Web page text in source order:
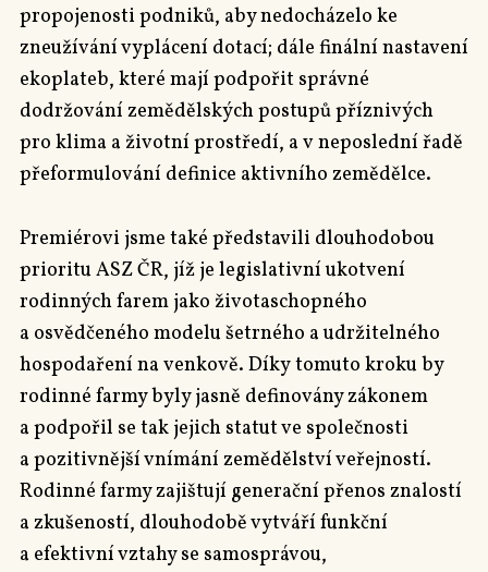
propojenosti podniků, aby nedocházelo ke
zneužívání vyplácení dotací; dále finální nastavení
ekoplateb, které mají podpořit správné
dodržování zemědělských postupů příznivých
pro klima a životní prostředí, a v neposlední řadě
přeformulování definice aktivního zemědělce.
Premiérovi jsme také představili dlouhodobou
prioritu ASZ ČR, jíž je legislativní ukotvení
rodinných farem jako životaschopného
a osvědčeného modelu šetrného a udržitelného
hospodaření na venkově. Díky tomuto kroku by
rodinné farmy byly jasně definovány zákonem
a podpořil se tak jejich statut ve společnosti
a pozitivnější vnímání zemědělství veřejností.
Rodinné farmy zajištují generační přenos znalostí
a zkušeností, dlouhodobě vytváří funkční
a efektivní vztahy se samosprávou,